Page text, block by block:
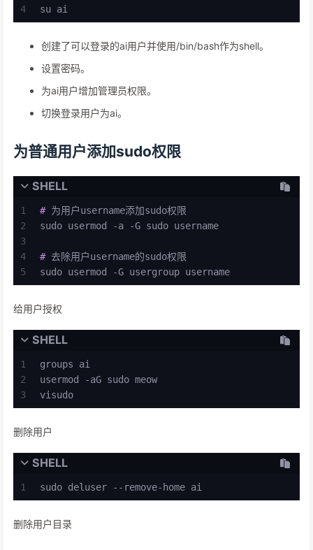
4
su ai
创建了可以登录的ai用户并使用/bin/bash作为shell。
设置密码。
为ai用户增加管理员权限。
切换登录用户为ai。
为普通用户添加sudo权限
SHELL
1
2
3
4
5
# 为用户username添加sudo权限
sudo usermod -a -G sudo username
# 去除用户username的sudo权限
sudo usermod -G usergroup username
给用户授权
SHELL
1
2
3
groups ai
usermod -aG sudo meow
visudo
删除用户
SHELL
1 sudo deluser --remove-home ai
删除用户目录